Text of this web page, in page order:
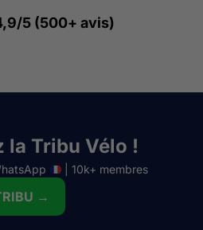
5 (500+ avis)
la Tribu Vélo !
| 10k+ membres
→